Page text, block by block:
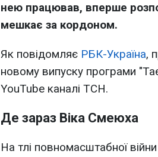
нею працював, вперше
мешкає за кордоном.
Як повідомляє РБК-Україна,
новому випуску програми
YouTube каналі ТСН.
Де зараз Віка Смеюха
На тлі повномасштабної